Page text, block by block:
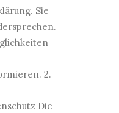
Sie
2.
Die